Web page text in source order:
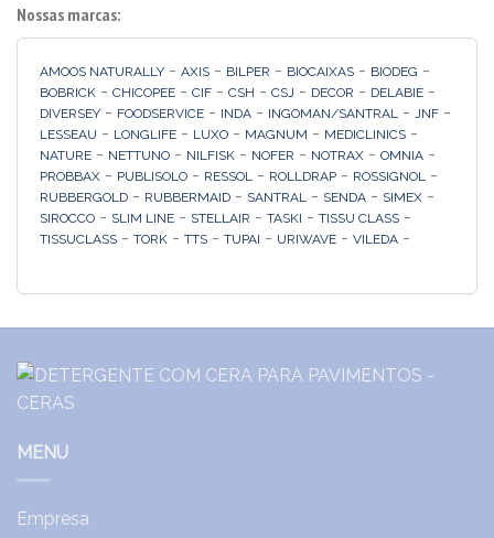
Nossas marcas:
AMOOS NATURALLY - AXIS - BILPER - BIOCAIXAS - BIODEG -
BOBRICK - CHICOPEE - CIF - CSH - CSJ - DECOR - DELABIE -
DIVERSEY - FOODSERVICE - INDA - INGOMAN/SANTRAL - JNF -
LESSEAU - LONGLIFE - LUXO - MAGNUM - MEDICLINICS -
NATURE - NETTUNO - NILFISK - NOFER - NOTRAX - OMNIA -
PROBBAX - PUBLISOLO - RESSOL - ROLLDRAP - ROSSIGNOL -
RUBBERGOLD - RUBBERMAID - SANTRAL - SENDA - SIMEX -
SIROCCO - SLIM LINE - STELLAIR - TASKI - TISSU CLASS -
TISSUCLASS - TORK - TTS - TUPAI - URIWAVE - VILEDA -
MENU
Empresa